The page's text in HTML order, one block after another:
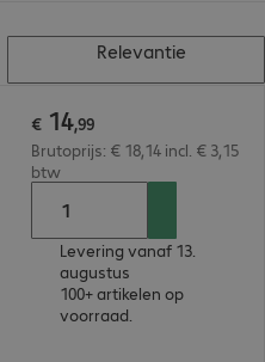
Relevantie
€ 14,99
Brutoprijs: € 18,14 incl. € 3,15
btw
Levering vanaf 13.
augustus
100+ artikelen op
voorraad.